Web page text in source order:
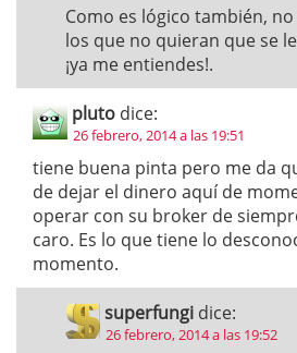
Como es lógico también,
los que no quieran que se
¡ya me entiendes!.
pluto dice:
26 febrero, 2014 a las 19:51
tiene buena pinta pero me da
de dejar el dinero aquí de
operar con su broker de
caro. Es lo que tiene lo
momento.
superfungi dice:
26 febrero, 2014 a las 19:52